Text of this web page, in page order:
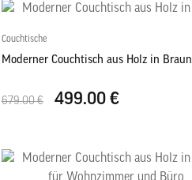
Couchtische
Moderner Couchtisch aus Holz in Braun
679.00 € 499.00 €